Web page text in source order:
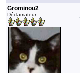
Grominou2
Déclamateur